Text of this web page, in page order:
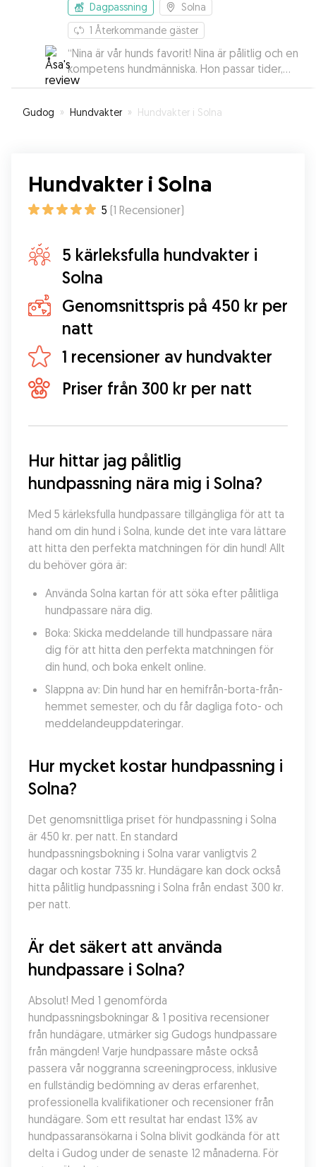
Dagpassning
Solna
1 Återkommande gäster
“Nina är vår hunds favorit! Nina är pålitlig och en
kompetens hundmänniska. Hon passar tider,
hämtar och lämnar vår hund hos oss om det
eget hem. När vi lämnar Smilla hos henne känner
Gudog » Hundvakter » Hundvakter i Solna
Hundvakter i Solna
5 (1 Recensioner)
5 kärleksfulla hundvakter i
Solna
Genomsnittspris på 450 kr per
natt
1 recensioner av hundvakter
Priser från 300 kr per natt
Hur hittar jag pålitlig
hundpassning nära mig i Solna?
Med 5 kärleksfulla hundpassare tillgängliga för att ta
hand om din hund i Solna, kunde det inte vara lättare
att hitta den perfekta matchningen för din hund! Allt
du behöver göra är:
Använda Solna kartan för att söka efter pålitliga
hundpassare nära dig.
Boka: Skicka meddelande till hundpassare nära
dig för att hitta den perfekta matchningen för
din hund, och boka enkelt online.
Slappna av: Din hund har en hemifrån-borta-från-
hemmet semester, och du får dagliga foto- och
meddelandeuppdateringar.
Hur mycket kostar hundpassning i
Solna?
Det genomsnittliga priset för hundpassning i Solna
är 450 kr. per natt. En standard
hundpassningsbokning i Solna varar vanligtvis 2
dagar och kostar 735 kr. Hundägare kan dock också
hitta pålitlig hundpassning i Solna från endast 300 kr.
per natt.
Är det säkert att använda
hundpassare i Solna?
Absolut! Med 1 genomförda
hundpassningsbokningar & 1 positiva recensioner
från hundägare, utmärker sig Gudogs hundpassare
från mängden! Varje hundpassare måste också
passera vår noggranna screeningprocess, inklusive
en fullständig bedömning av deras erfarenhet,
professionella kvalifikationer och recensioner från
hundägare. Som ett resultat har endast 13% av
hundpassaransökarna i Solna blivit godkända för att
delta i Gudog under de senaste 12 månaderna. För